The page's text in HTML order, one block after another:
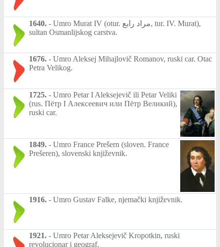
1640. - Umro Murat IV (otur. مراد رابع, tur. IV. Murat),
sultan Osmanlijskog carstva.
1676. - Umro Aleksej Mihajlovič Romanov, ruski car. Otac
Petra Velikog.
1725. - Umro Petar I Aleksejevič ili Petar Veliki
(rus. Пётр I Алексеевич или Пётр Великий),
ruski car.
1849. - Umro France Prešern (sloven. France
Prešeren), slovenski književnik.
1916. - Umro Gustav Falke, njemački književnik.
1921. - Umro Petar Aleksejevič Kropotkin, ruski
revolucionar i geograf.